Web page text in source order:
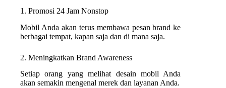
1. Promosi 24 Jam Nonstop
Mobil Anda akan terus membawa pesan brand ke
berbagai tempat, kapan saja dan di mana saja.
2. Meningkatkan Brand Awareness
Setiap orang yang melihat desain mobil Anda
akan semakin mengenal merek dan layanan Anda.